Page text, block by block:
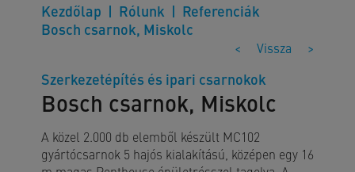
Kezdőlap Rólunk
Referenciák
Bosch csarnok, Miskolc
< Vissza >
Szerkezetépítés és ipari csarnokok
Bosch csarnok, Miskolc
A közel 2.000 db elemből készült MC102
gyártócsarnok 5 hajós kialakítású, középen egy 16